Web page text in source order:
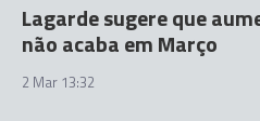
Lagarde sugere que
não acaba em Março
2 Mar 13:32